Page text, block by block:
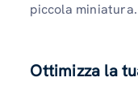
piccola miniatura.
Ottimizza la